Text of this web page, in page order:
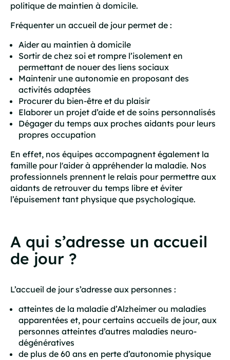
politique de maintien à domicile.
Fréquenter un accueil de jour permet de :
Aider au maintien à domicile
Sortir de chez soi et rompre l’isolement en
permettant de nouer des liens sociaux
Maintenir une autonomie en proposant des
activités adaptées
Procurer du bien-être et du plaisir
Elaborer un projet d’aide et de soins personnalisés
Dégager du temps aux proches aidants pour leurs
propres occupation
En effet, nos équipes accompagnent également la
famille pour l'aider à appréhender la maladie. Nos
professionnels prennent le relais pour permettre aux
aidants de retrouver du temps libre et éviter
l’épuisement tant physique que psychologique.
A qui s’adresse un accueil
de jour ?
L’accueil de jour s’adresse aux personnes :
atteintes de la maladie d’Alzheimer ou maladies
apparentées et, pour certains accueils de jour, aux
personnes atteintes d’autres maladies neuro-
dégénératives
de plus de 60 ans en perte d’autonomie physique